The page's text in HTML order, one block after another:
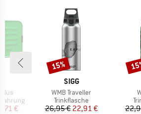
Preis
€
MARKE
SIGG
Artikel
WMB Traveller
Produktgruppe
Trinkflasche
Preis
26,95 €reduzierter Preis
22,91 €
Rabatt
15%